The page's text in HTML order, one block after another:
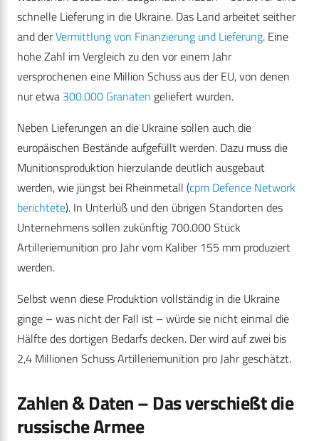
schnelle Lieferung in die Ukraine. Das Land arbeitet seither
and derVermittlung von Finanzierung und Lieferung. Eine
hohe Zahl im Vergleich zu den vor einem Jahr
versprochenen eine Million Schuss aus der EU, von denen
nur etwa 300.000 Granaten geliefert wurden.
Neben Lieferungen an die Ukraine sollen auch die
europäischen Bestände aufgefüllt werden. Dazu muss die
Munitionsproduktion hierzulande deutlich ausgebaut
werden, wie jüngst bei Rheinmetall (cpm Defence Network
berichtete). In Unterlüß und den übrigen Standorten des
Unternehmens sollen zukünftig 700.000 Stück
Artilleriemunition pro Jahr vom Kaliber 155 mm produziert
werden.
Selbst wenn diese Produktion vollständig in die Ukraine
ginge – was nicht der Fall ist – würde sie nicht einmal die
Hälfte des dortigen Bedarfs decken. Der wird auf zwei bis
2,4 Millionen Schuss Artilleriemunition pro Jahr geschätzt.
Zahlen & Daten – Das verschießt die
russische Armee